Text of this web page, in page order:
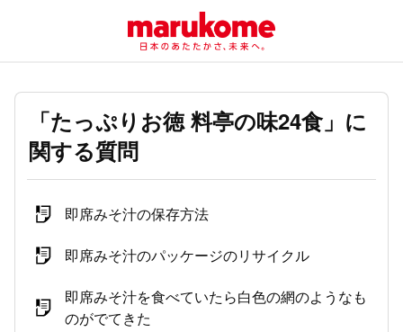
「たっぷりお徳 料亭の味24食」に
関する質問
即席みそ汁の保存方法
即席みそ汁のパッケージのリサイクル
即席みそ汁を食べていたら白色の網のようなも
のがでてきた